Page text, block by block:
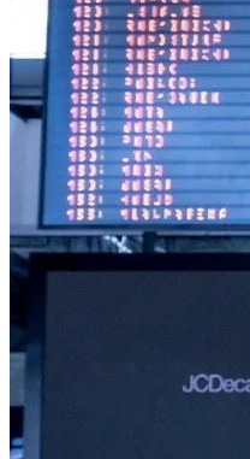
GROSSBRITANNIEN
IRLAND
ISLAND
ITALIEN
KANARISCHE
EUROPA
KROATIEN
MADEIRA
MALLORCA